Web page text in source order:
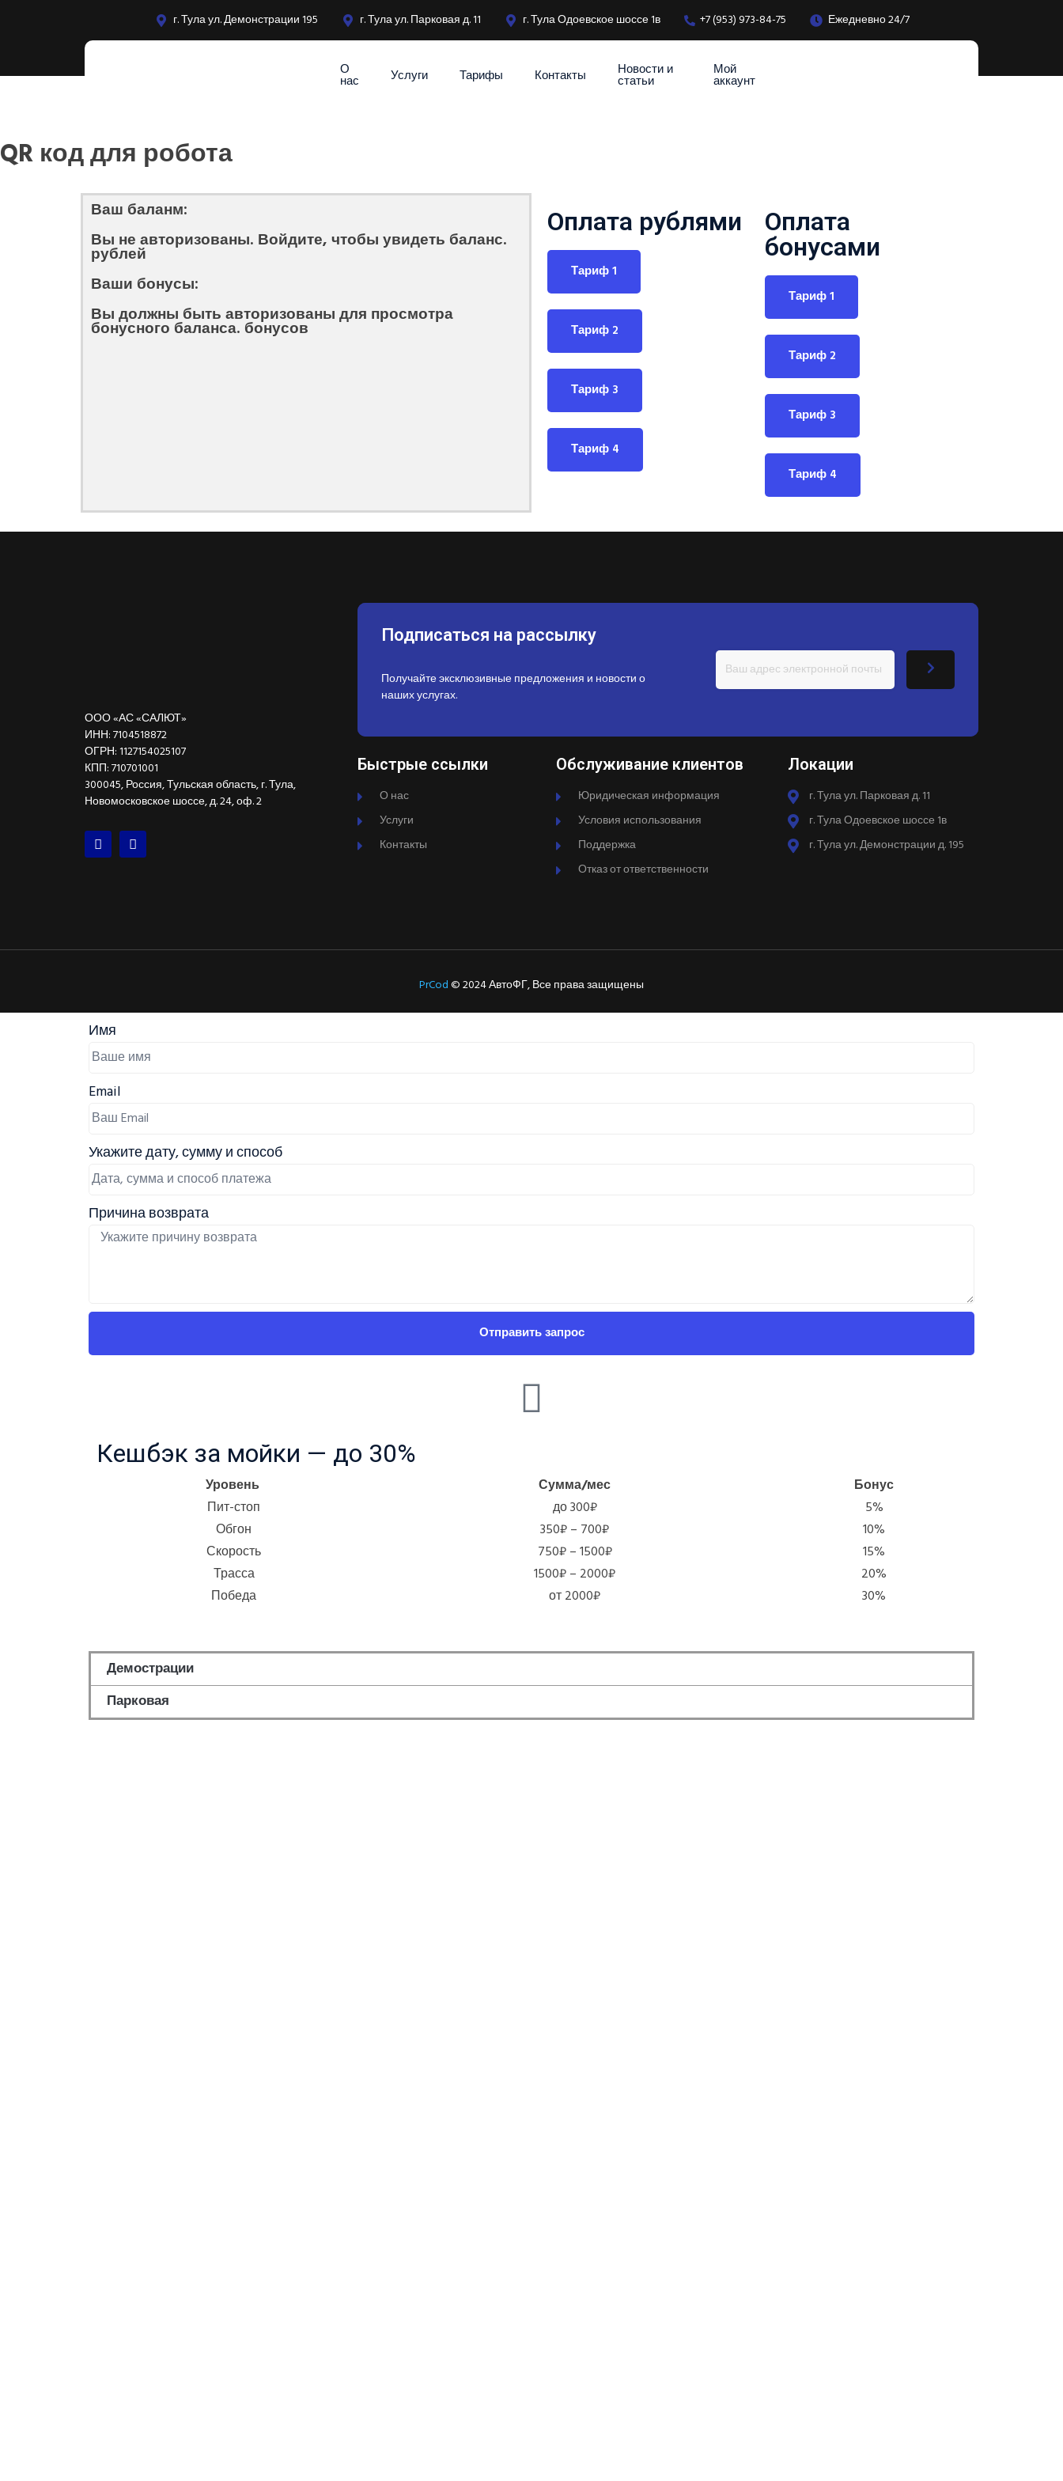
г. Тула ул. Демонстрации 195 г. Тула ул. Парковая д. 11 г. Тула Одоевское шоссе 1в +7 (953) 973-84-75 Ежедневно 24/7
О
нас Услуги Тарифы Контакты Новости и
статьи
Мой
аккаунт
QR код для робота
Ваш баланм:
Вы не авторизованы. Войдите, чтобы увидеть баланс.
рублей
Ваши бонусы:
Вы должны быть авторизованы для просмотра
бонусного баланса. бонусов
Оплата рублями
Тариф 1
Тариф 2
Тариф 3
Тариф 4
Оплата
бонусами
Тариф 1
Тариф 2
Тариф 3
Тариф 4
ООО «АС «САЛЮТ»
ИНН: 7104518872
ОГРН: 1127154025107
КПП: 710701001
300045, Россия, Тульская область, г. Тула,
Новомосковское шоссе, д. 24, оф. 2
Подписаться на рассылку
Получайте эксклюзивные предложения и новости о
наших услугах.
Быстрые ссылки
О нас
Услуги
Контакты
Обслуживание клиентов
Юридическая информация
Условия использования
Поддержка
Отказ от ответственности
Локации
г. Тула ул. Парковая д. 11
г. Тула Одоевское шоссе 1в
г. Тула ул. Демонстрации д. 195
PrCod© 2024 АвтоФГ, Все права защищены
Имя
Email
Укажите дату, сумму и способ
Причина возврата
Отправить запрос
Кешбэк за мойки — до 30%
Уровень Сумма/мес
Бонус
Пит-стоп
до 300₽
5%
Обгон
350₽ – 700₽
10%
Скорость
750₽ – 1500₽
15%
Трасса
1500₽ – 2000₽
20%
Победа
от 2000₽ 30%
Демострации
Парковая